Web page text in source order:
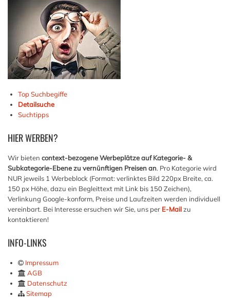
Top Suchbegiffe
Detailsuche
Suchtipps
HIERWERBEN?
Wir bieten context-bezogene Werbeplätze auf Kategorie- &
Subkategorie-Ebene zu vernünftigen Preisen an. Pro Kategorie wird
NUR jeweils 1 Werbeblock (Format: verlinktes Bild 220px Breite, ca.
150 px Höhe, dazu ein Begleittext mit Link bis 150 Zeichen),
Verlinkung Google-konform, Preise und Laufzeiten werden individuell
vereinbart. Bei Interesse ersuchen wir Sie, uns per E-Mailzu
kontaktieren!
INFO-LINKS
Impressum
AGB
Datenschutz
Sitemap